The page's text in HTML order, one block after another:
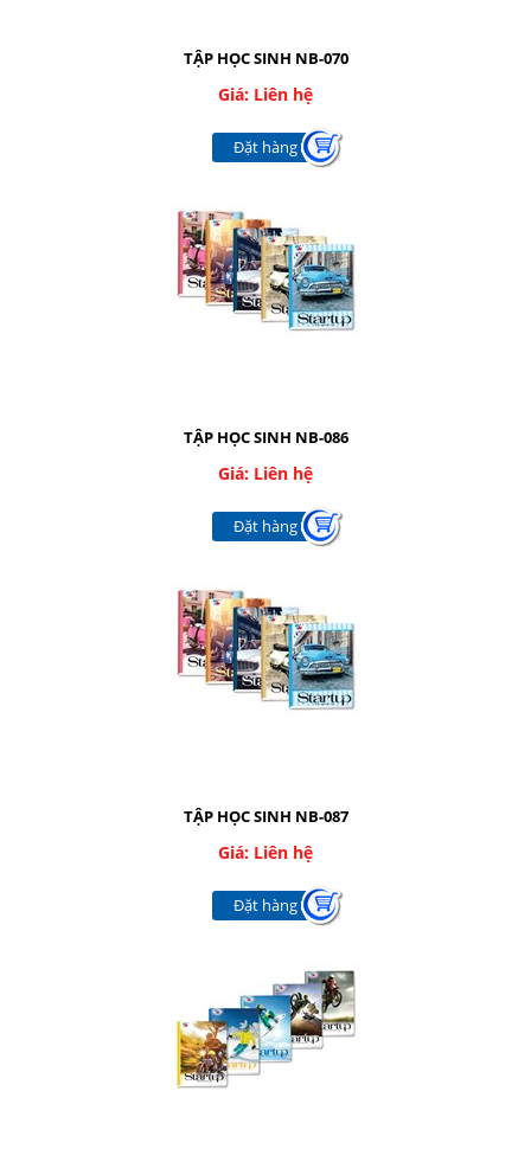
TẬP HỌC SINH NB-070
Giá: Liên hệ
Đặt hàng
TẬP HỌC SINH NB-086
Giá: Liên hệ
Đặt hàng
TẬP HỌC SINH NB-087
Giá: Liên hệ
Đặt hàng